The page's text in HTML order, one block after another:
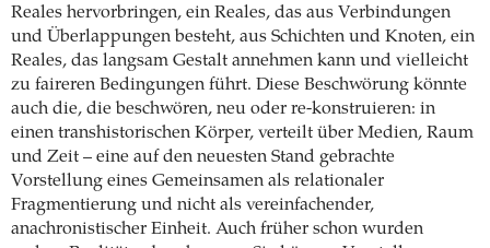
Reales hervorbringen, ein Reales, das aus Verbindungen
und Überlappungen besteht, aus Schichten und Knoten, ein
Reales, das langsam Gestalt annehmen kann und vielleicht
zu faireren Bedingungen führt. Diese Beschwörung könnte
auch die, die beschwören, neu oder re-konstruieren: in
einen transhistorischen Körper, verteilt über Medien, Raum
und Zeit – eine auf den neuesten Stand gebrachte
Vorstellung eines Gemeinsamen als relationaler
Fragmentierung und nicht als vereinfachender,
anachronistischer Einheit. Auch früher schon wurden